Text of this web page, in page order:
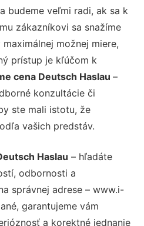
budeme veľmi radi, ak sa k
zákazníkovi sa snažíme
možnej miere,
prístup je kľúčom k
cena Deutsch Haslau –
konzultácie či
ste mali istotu, že
vašich predstáv.
Haslau – hľadáte
odbornosti a
správnej adrese – www.i-
garantujeme vám
a korektné jednanie